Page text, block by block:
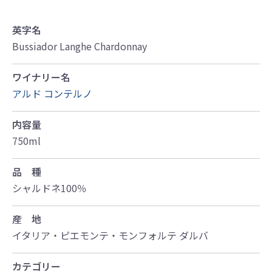
英字名
Bussiador Langhe Chardonnay
ワイナリー名
アルド コンテルノ
内容量
750ml
品 種
シャルドネ100％
産 地
イタリア・ピエモンテ・モンフォルテ ダルバ
カテゴリー